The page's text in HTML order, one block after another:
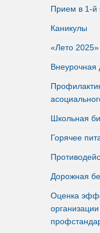
Прием в 1-й
Каникулы
«Лето 2025»
Внеурочная
Школьная
Горячее
Дорожная
Оценка